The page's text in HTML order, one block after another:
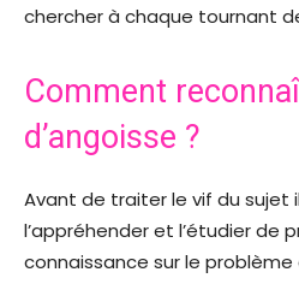
chercher à chaque tournant
Comment
d’angoisse ?
Avant de traiter le vif du sujet
l’appréhender et l’étudier de
connaissance sur le